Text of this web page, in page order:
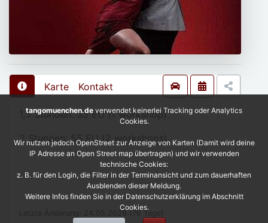
Karte Kontakt
1,5 Stunden: 35 EU (1 workshop)
2 Stunden: 55 EU (2 workshops)
Letzte Änderung: 24.05.2026 (76 Tage)
tangomuenchen.de verwendet keinerlei Tracking oder Analytics
Cookies.
Wir nutzen jedoch OpenStreet zur Anzeige von Karten (Damit wird deine
IP Adresse an Open Street map übertragen) und wir verwenden
technische Cookies:
z. B. für den Login, die Filter in der Terminansicht und zum dauerhaften
Ausblenden dieser Meldung.
Weitere Infos finden Sie in der Datenschutzerklärung im Abschnitt
Cookies.